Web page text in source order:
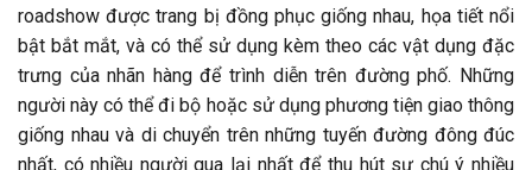
roadshow được trang bị đồng phục giống nhau, họa tiết nổi
bật bắt mắt, và có thể sử dụng kèm theo các vật dụng đặc
trưng của nhãn hàng để trình diễn trên đường phố. Những
người này có thể đi bộ hoặc sử dụng phương tiện giao thông
giống nhau và di chuyển trên những tuyến đường đông đúc
nhất, có nhiều người qua lại nhất để thu hút sự chú ý nhiều